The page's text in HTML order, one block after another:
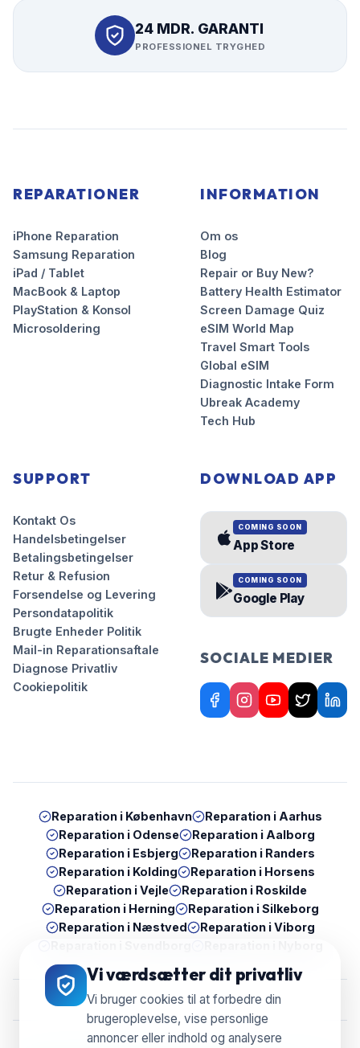
Vi værdsætter dit privatliv
Vi bruger cookies til at forbedre din
brugeroplevelse, vise personlige
annoncer eller indhold og analysere
24 MDR. GARANTI
PROFESSIONEL TRYGHED
REPARATIONER
iPhone Reparation
Samsung Reparation
iPad / Tablet
MacBook & Laptop
PlayStation & Konsol
Microsoldering
INFORMATION
Om os
Blog
Repair or Buy New?
Battery Health Estimator
Screen Damage Quiz
eSIM World Map
Travel Smart Tools
Global eSIM
Diagnostic Intake Form
Ubreak Academy
Tech Hub
SUPPORT
Kontakt Os
Handelsbetingelser
Betalingsbetingelser
Retur & Refusion
Forsendelse og Levering
Persondatapolitik
Brugte Enheder Politik
Mail-in Reparationsaftale
Diagnose Privatliv
Cookiepolitik
DOWNLOAD APP
COMING SOON
App Store
COMING SOON
Google Play
SOCIALE MEDIER
Reparation i København Reparation i Aarhus
Reparation i Odense Reparation i Aalborg
Reparation i Esbjerg Reparation i Randers
Reparation i Kolding Reparation i Horsens
Reparation iVejle Reparation i Roskilde
Reparation i Herning Reparation i Silkeborg
Reparation i Næstved Reparation i Viborg